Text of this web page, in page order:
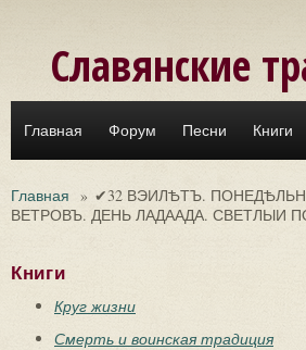
Славянские
Главная Форум Песни Книги
Главная » ✔32 ВЭИЛѢТЪ.
ВЕТРОВЪ. ДЕНЬ ЛАДААДА. СВЕТЛЫИ
Книги
Круг жизни
Смерть и воинская традиция